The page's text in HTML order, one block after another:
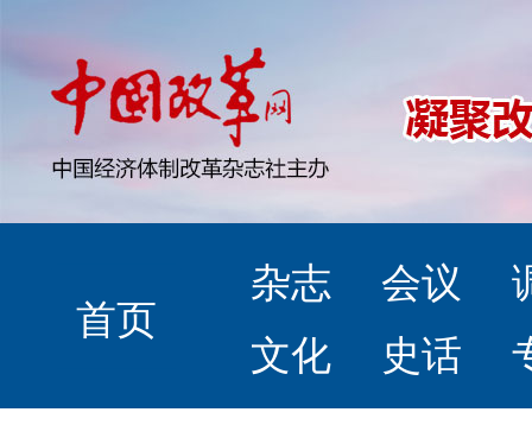
首页
杂志 会议
文化
史话